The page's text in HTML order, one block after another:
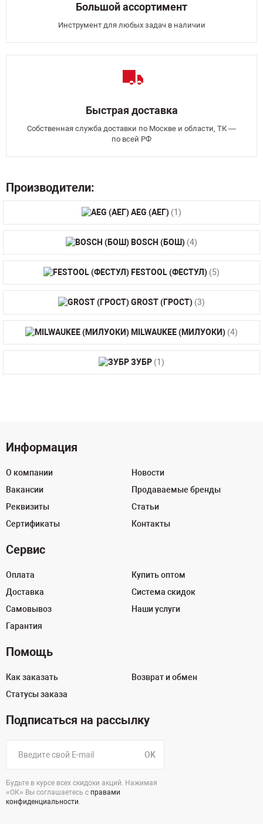
Большой ассортимент
Инструмент для любых задач в наличии
Быстрая доставка
Собственная служба доставки по Москве и области, ТК —
по всей РФ
Производители:
AEG (АЕГ) (1)
BOSCH (БОШ) (4)
FESTOOL (ФЕСТУЛ) (5)
GROST (ГРОСТ) (3)
MILWAUKEE (МИЛУОКИ) (4)
ЗУБР (1)
Информация
О компании
Вакансии
Реквизиты
Сертификаты
Новости
Продаваемые бренды
Статьи
Контакты
Сервис
Оплата
Доставка
Самовывоз
Гарантия
Купить оптом
Система скидок
Наши услуги
Помощь
Как заказать
Статусы заказа
Возврат и обмен
Подписаться на рассылку
OK
Будьте в курсе всех скидоки акций. Нажимая
«ОК» Вы соглашаетесь с правами
конфиденциальности.